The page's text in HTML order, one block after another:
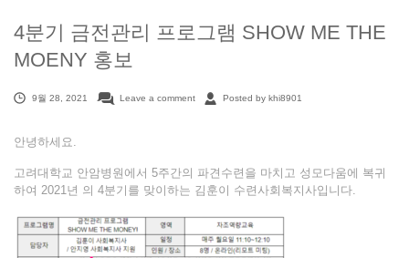
4분기 금전관리 프로그램 SHOW ME THE
MOENY 홍보
9월 28, 2021 Leave a comment Posted by khi8901
안녕하세요.
고려대학교 안암병원에서 5주간의 파견수련을 마치고 성모다움에 복귀
하여 2021년 의 4분기를 맞이하는 김훈이 수련사회복지사입니다.